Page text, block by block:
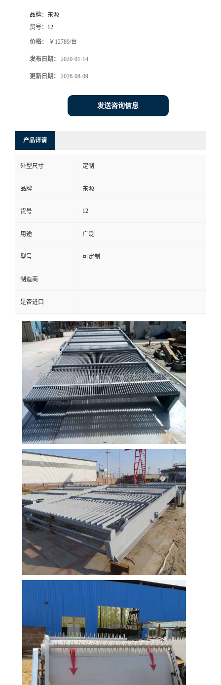
品牌： 东源
货号： 12
价格： ￥12789/台
发布日期： 2020-01-14
更新日期： 2026-08-09
发送咨询信息
产品详请
外型尺寸 定制
品牌 东源
货号 12
用途 广泛
型号 可定制
制造商
是否进口